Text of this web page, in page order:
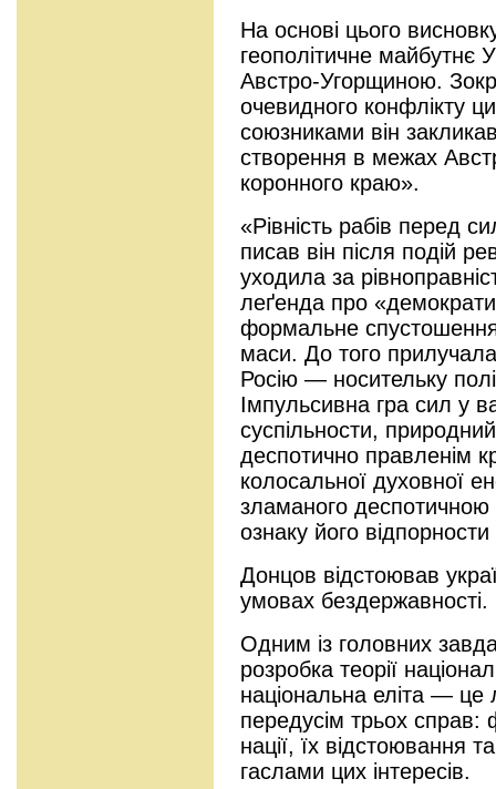
На основi цього
геополітичне майбутнє
Австро-Угорщиною.
очевидного конфлiкту
союзниками вiн
створення в межах
коронного краю».
«Рiвнiсть рабiв перед
писав вiн після подій
уходила за
леґенда про
формальне
маси. До того
Росiю — носительку
Iмпульсивна гра сил у
суспiльности,
деспотично правленiм
колосальної духовної
зламаного
ознаку його
Донцов відстоював
умовах бездержавності.
Одним із головних
розробка теорії
національна еліта —
передусім трьох справ:
нації, їх відстоювання та
гаслами цих інтересів.